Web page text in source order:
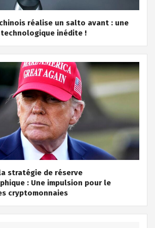
réalise un salto avant : une
inédite !
stratégie de réserve
: Une impulsion pour le
cryptomonnaies